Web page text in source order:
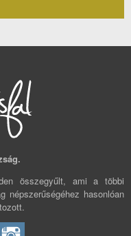
összegyűlt, ami a többi
népszerűségéhez hasonlóan